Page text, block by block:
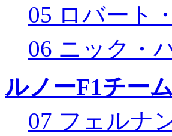
05 ロバート
06 ニック・
ルノーF1チーム
07 フェルナ